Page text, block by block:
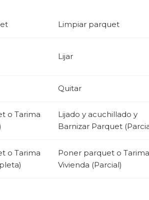
Limpiar parquet
Lijar
Quitar
o Tarima
Lijado y acuchillado y
Barnizar Parquet
o Tarima
Poner parquet o Tarima
Vivienda (Parcial)